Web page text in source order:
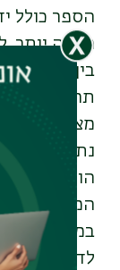
הספר כולל
מלאה יותר,
בין עבר
תחושת עצמי
מצב התודעה
נתון. בר
הוא חולק
המחקר שלו,
במהלכן של
לדברים